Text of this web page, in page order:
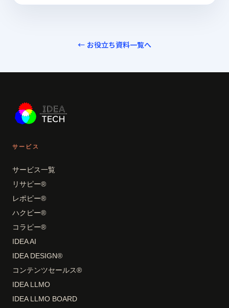
← お役立ち資料一覧へ
サービス
サービス一覧
リサピー®
レポピー®
ハクピー®
コラピー®
IDEA AI
IDEA DESIGN®
コンテンツセールス®
IDEA LLMO
IDEA LLMO BOARD